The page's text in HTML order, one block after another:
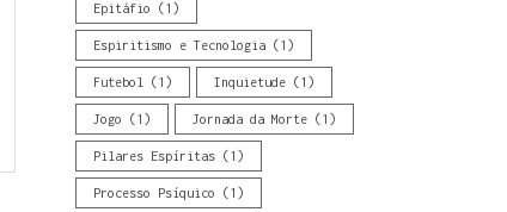
Epitáfio (1)
Espiritismo e Tecnologia(1)
Futebol(1) Inquietude(1)
Jogo (1) Jornada da Morte(1)
Pilares Espíritas(1)
Processo Psíquico (1)